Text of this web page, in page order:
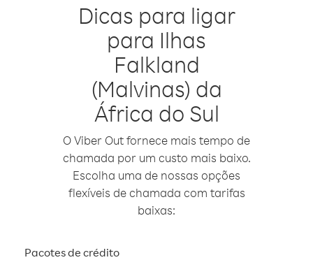
Dicas para ligar
para Ilhas
Falkland
(Malvinas) da
África do Sul
O Viber Out fornece mais tempo de
chamada por um custo mais baixo.
Escolha uma de nossas opções
flexíveis de chamada com tarifas
baixas:
Pacotes de crédito